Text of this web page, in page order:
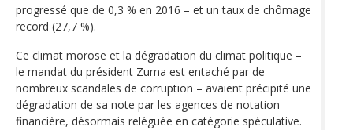
progressé que de 0,3 % en 2016 – et un taux de chômage
record (27,7 %).
Ce climat morose et la dégradation du climat politique –
le mandat du président Zuma est entaché par de
nombreux scandales de corruption – avaient précipité une
dégradation de sa note par les agences de notation
financière, désormais reléguée en catégorie spéculative.